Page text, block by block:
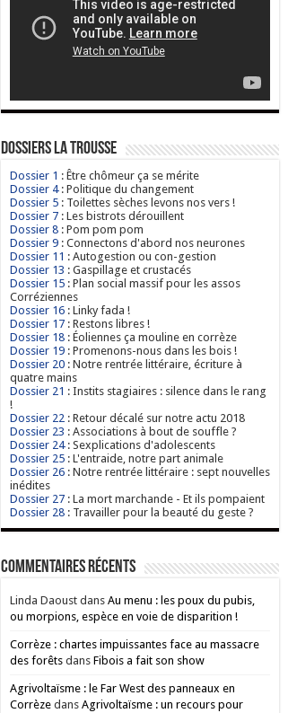
Dossiers La Trousse
Dossier 1 : Être chômeur ça se mérite
Dossier 4: Politique du changement
Dossier 5 : Toilettes sèches levons nos vers !
Dossier 7 : Les bistrots dérouillent
Dossier 8 : Pom pom pom
Dossier 9 : Connectons d'abord nos neurones
Dossier 11 : Autogestion ou con-gestion
Dossier 13 : Gaspillage et crustacés
Dossier 15 : Plan social massif pour les assos
Corréziennes
Dossier 16 : Linky fada !
Dossier 17 : Restons libres !
Dossier 18 : Éoliennes ça mouline en corrèze
Dossier 19 : Promenons-nous dans les bois !
Dossier 20 : Notre rentrée littéraire, écriture à
quatre mains
Dossier 21 : Instits stagiaires : silence dans le rang
!
Dossier 22 : Retour décalé sur notre actu 2018
Dossier 23 : Associations à bout de souffle ?
Dossier 24: Sexplications d'adolescents
Dossier 25 : L'entraide, notre part animale
Dossier 26 : Notre rentrée littéraire : sept nouvelles
inédites
Dossier 27 : La mort marchande - Et ils pompaient
Dossier 28 : Travailler pour la beauté du geste ?
Commentaires récents
Linda Daoust dans Au menu : les poux du pubis,
ou morpions, espèce en voie de disparition !
Corrèze : chartes impuissantes face au massacre
des forêts dans Fibois a fait son show
Agrivoltaïsme : le Far West des panneaux en
Corrèze dans Agrivoltaïsme : un recours pour